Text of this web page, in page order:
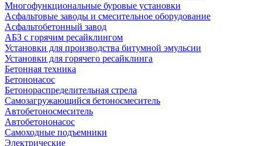
Многофункциональные буровые установки
Асфальтовые заводы и смесительное оборудование
Асфальтобетонный завод
АБЗ с горячим ресайклингом
Установки для производства битумной эмульсии
Установки для горячего ресайклинга
Бетонная техника
Бетононасос
Бетонораспределительная стрела
Самозагружающийся бетоносмеситель
Автобетоносмеситель
Автобетононасос
Самоходные подъемники
Электрические